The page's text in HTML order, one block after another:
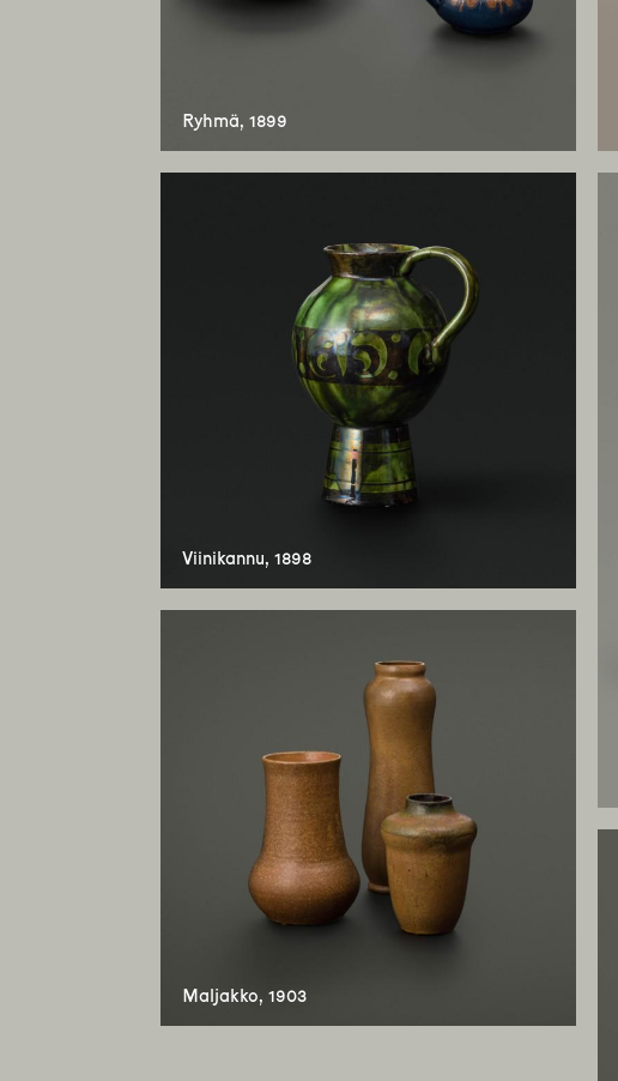
Ryhmä, 1899
Viinikannu, 1898
Maljakko, 1903